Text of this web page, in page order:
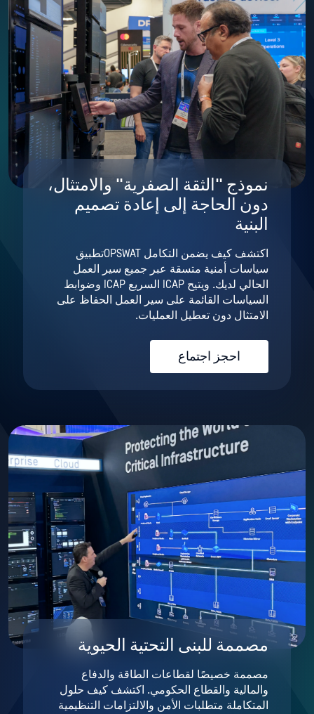
نموذج "الثقة الصفرية" والامتثال،
دون الحاجة إلى إعادة تصميم
البنية
اكتشف كيف يضمن التكامل OPSWATتطبيق
سياسات أمنية متسقة عبر جميع سير العمل
الحالي لديك. ويتيح ICAP السريع ICAP وضوابط
السياسات القائمة على سير العمل الحفاظ على
الامتثال دون تعطيل العمليات.
احجز اجتماع
مصممة للبنى التحتية الحيوية
مصممة خصيصًا لقطاعات الطاقة والدفاع
والمالية والقطاع الحكومي. اكتشف كيف حلول
المتكاملة متطلبات الأمن والالتزامات التنظيمية